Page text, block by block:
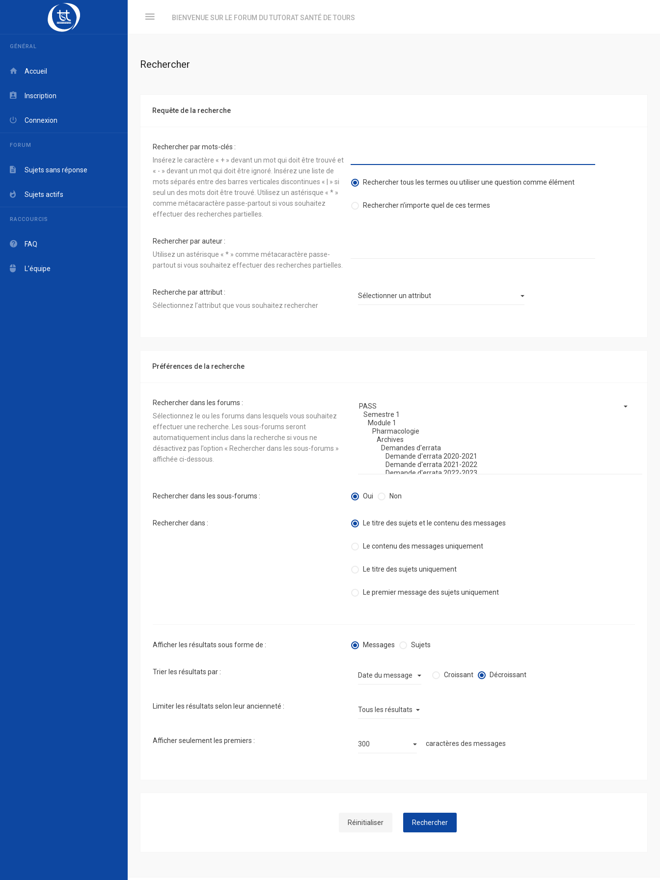
BIENVENUE SUR LE FORUM DU TUTORAT SANTÉ DE TOURS
GÉNÉRAL
Accueil
Inscription
Connexion
FORUM
Sujets sans réponse
Sujets actifs
RACCOURCIS
FAQ
L’équipe
Rechercher
Requête de la recherche
Rechercher par mots-clés :
Insérez le caractère « + » devant un mot qui doit être trouvé et
« - » devant un mot qui doit être ignoré. Insérez une liste de
mots séparés entre des barres verticales discontinues « | » si
seul un des mots doit être trouvé. Utilisez un astérisque « * »
comme métacaractère passe-partout si vous souhaitez
effectuer des recherches partielles.
Rechercher tous les termes ou utiliser une question comme élément
Rechercher n’importe quel de ces termes
Rechercher par auteur :
Utilisez un astérisque « * » comme métacaractère passe-
partout si vous souhaitez effectuer des recherches partielles.
Recherche par attribut :
Sélectionnez l’attribut que vous souhaitez rechercher
Préférences de la recherche
Rechercher dans les forums :
Sélectionnez le ou les forums dans lesquels vous souhaitez
effectuer une recherche. Les sous-forums seront
automatiquement inclus dans la recherche si vous ne
désactivez pas l’option « Rechercher dans les sous-forums »
affichée ci-dessous.
Rechercher dans les sous-forums : Oui Non
Rechercher dans : Le titre des sujets et le contenu des messages
Le contenu des messages uniquement
Le titre des sujets uniquement
Le premier message des sujets uniquement
Afficher les résultats sous forme de : Messages Sujets
Trier les résultats par : Croissant Décroissant
Limiter les résultats selon leur ancienneté :
Afficher seulement les premiers : caractères des messages